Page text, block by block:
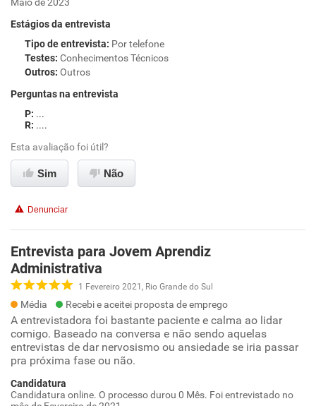
Estágios da entrevista
Tipo de entrevista: Por telefone
Testes: Conhecimentos Técnicos
Outros: Outros
Perguntas na entrevista
...
....
Esta avaliação foi útil?
Sim Não
Denunciar
Entrevista para Jovem Aprendiz
Administrativa
1 Fevereiro 2021, Rio Grande do Sul
Média Recebi e aceitei proposta de emprego
A entrevistadora foi bastante paciente e calma ao lidar
comigo. Baseado na conversa e não sendo aquelas
entrevistas de dar nervosismo ou ansiedade se iria passar
pra próxima fase ou não.
Candidatura
Candidatura online. O processo durou 0 Mês. Foi entrevistado no